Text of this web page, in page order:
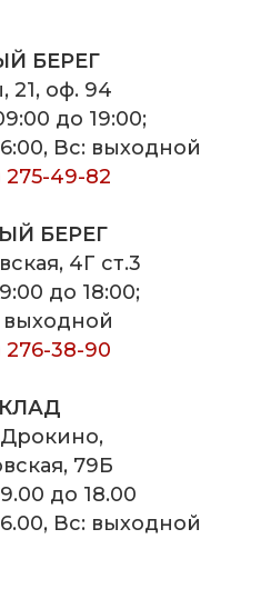
БЕРЕГ
21, оф. 94
до 19:00;
Вс: выходной
275-49-82
БЕРЕГ
4Г ст.3
до 18:00;
выходной
276-38-90
79Б
до 18.00
Вс: выходной